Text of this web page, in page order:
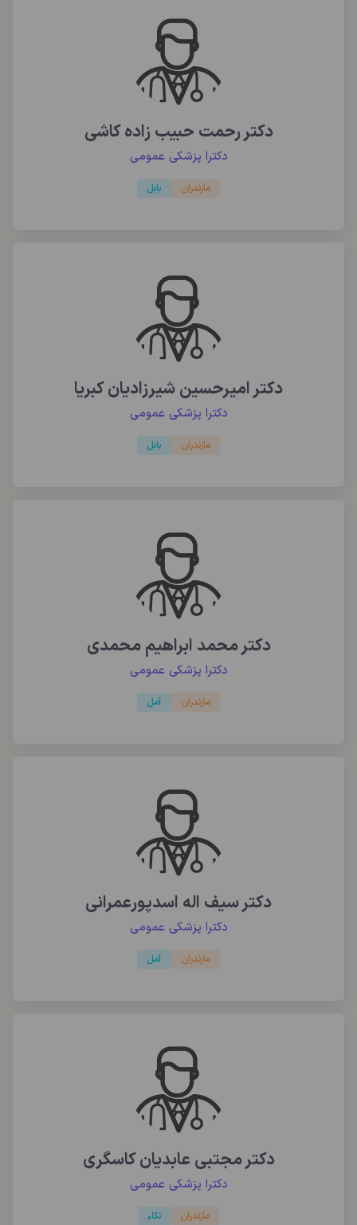
دکتر رحمت حبیب زاده کاشی
دکترا پزشکی عمومی
مازندران بابل
دکتر امیرحسین شیرزادیان کبریا
دکترا پزشکی عمومی
مازندران بابل
دکتر محمد ابراهیم محمدی
دکترا پزشکی عمومی
مازندران آمل
دکتر سیف اله اسدپورعمرانی
دکترا پزشکی عمومی
مازندران آمل
دکتر مجتبی عابدیان کاسگری
دکترا پزشکی عمومی
مازندران نکاء